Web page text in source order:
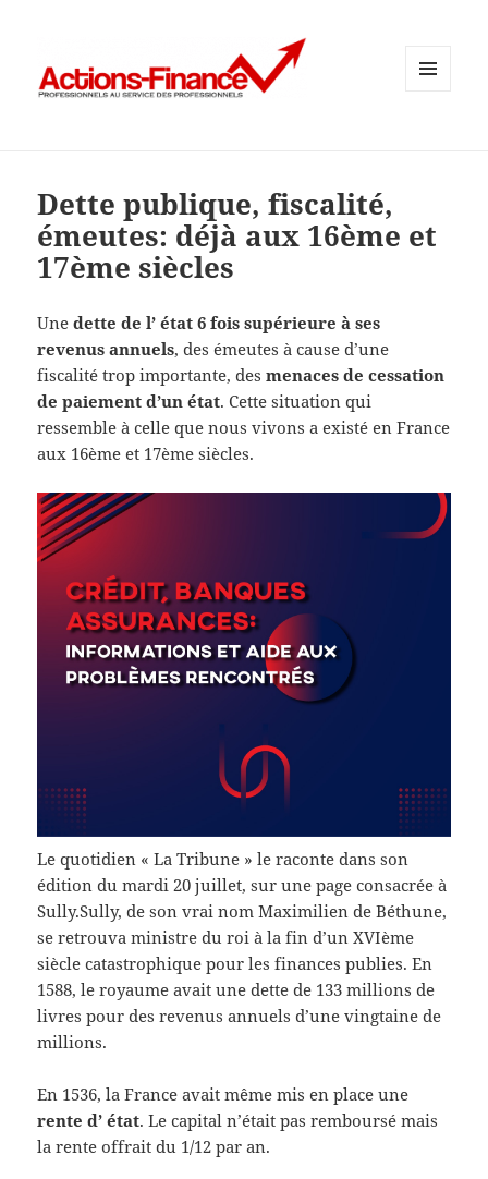
Dette publique, fiscalité,
émeutes: déjà aux 16ème et
17ème siècles
Une dette de l’ état 6 fois supérieure à ses
revenus annuels, des émeutes à cause d’une
fiscalité trop importante, desmenaces de cessation
de paiement d’un état. Cette situation qui
ressemble à celle que nous vivons a existé en France
aux 16ème et 17ème siècles.
Le quotidien « La Tribune » le raconte dans son
édition du mardi 20 juillet, sur une page consacrée à
Sully.Sully, de son vrai nom Maximilien de Béthune,
se retrouva ministre du roi à la fin d’un XVIème
siècle catastrophique pour les finances publies. En
1588, le royaume avait une dette de 133 millions de
livres pour des revenus annuels d’une vingtaine de
millions.
En 1536, la France avait même mis en place une
rente d’ état. Le capital n’était pas remboursé mais
la rente offrait du 1/12 par an.